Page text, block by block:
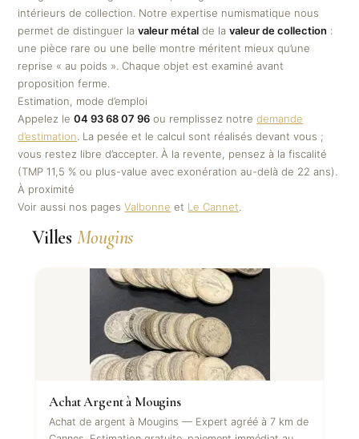
intérieurs de collection. Notre expertise numismatique nous
permet de distinguer lavaleur métal de lavaleur de collection :
une pièce rare ou une belle montre méritent mieux qu’une
reprise « au poids ». Chaque objet est examiné avant
proposition ferme.
Estimation, mode d’emploi
Appelez le04 93 68 07 96 ou remplissez notredemande
d’estimation . La pesée et le calcul sont réalisés devant vous ;
vous restez libre d’accepter. À la revente, pensez à la fiscalité
(TMP 11,5 % ou plus-value avec exonération au-delà de 22 ans).
À proximité
Voir aussi nos pagesValbonne et Le Cannet
Villes Mougins
Achat Argent à Mougins
Achat de argent à Mougins — Expert agréé à 7 km de